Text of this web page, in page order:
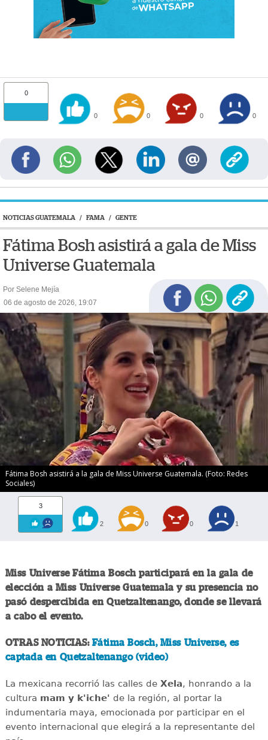
0
0 0 0 0
NOTICIAS GUATEMALA / FAMA / GENTE
Fátima Bosh asistirá a gala de Miss
Universe Guatemala
Por Selene Mejía
06 de agosto de 2026, 19:07
Fátima Bosh asistirá a la gala de Miss Universe Guatemala. (Foto: Redes
Sociales)
3
2 0 0 1
Miss Universe Fátima Bosch participará en la gala de
elección a Miss Universe Guatemala y su presencia no
pasó despercibida en Quetzaltenango, donde se llevará
a cabo el evento.
OTRAS NOTICIAS: Fátima Bosch, Miss Universe, es
captada en Quetzaltenango (video)
La mexicana recorrió las calles deXela, honrando a la
cultura mam y k'iche' de la región, al portar la
indumentaria maya, emocionada por participar en el
evento internacional que elegirá a la representante del